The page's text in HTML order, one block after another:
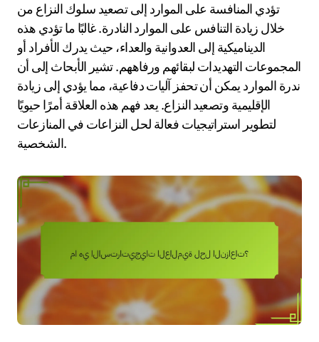
تؤدي المنافسة على الموارد إلى تصعيد سلوك النزاع من
خلال زيادة التنافس على الموارد النادرة. غالبًا ما تؤدي هذه
الديناميكية إلى العدوانية والعداء، حيث يدرك الأفراد أو
المجموعات التهديدات لبقائهم ورفاههم. تشير الأبحاث إلى أن
ندرة الموارد يمكن أن تحفز آليات دفاعية، مما يؤدي إلى زيادة
الإقليمية وتصعيد النزاع. يعد فهم هذه العلاقة أمرًا حيويًا
لتطوير استراتيجيات فعالة لحل النزاعات في المنازعات
الشخصية.